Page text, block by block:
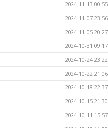
2024-11-13 00:55
2024-11-07 23:56
2024-11-05 20:27
2024-10-31 09:17
2024-10-24 23:22
2024-10-22 21:06
2024-10-18 22:37
2024-10-15 21:30
2024-10-11 15:57